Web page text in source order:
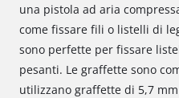
una pistola ad aria
come fissare fili o listelli di
sono perfette per fissare
pesanti. Le graffette sono
utilizzano graffette di 5,7